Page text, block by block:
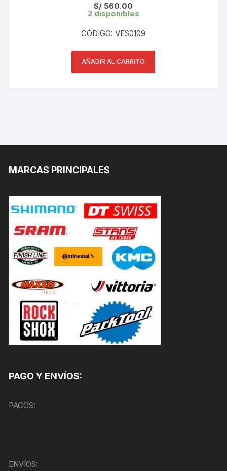
S/ 560.00
2 disponibles
CÓDIGO: VES0109
AÑADIR AL CARRITO
MARCAS PRINCIPALES
PAGO Y ENVÍOS:
PAGOS:
ENVÍOS: